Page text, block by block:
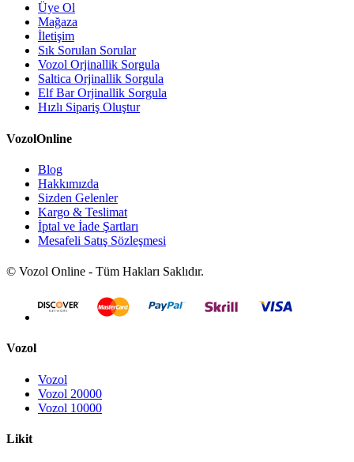
Üye Ol
Mağaza
İletişim
Sık Sorulan Sorular
Vozol Orjinallik Sorgula
Saltica Orjinallik Sorgula
Elf Bar Orjinallik Sorgula
Hızlı Sipariş Oluştur
VozolOnline
Blog
Hakkımızda
Sizden Gelenler
Kargo & Teslimat
İptal ve İade Şartları
Mesafeli Satış Sözleşmesi
© Vozol Online - Tüm Hakları Saklıdır.
Vozol
Vozol
Vozol 20000
Vozol 10000
Likit